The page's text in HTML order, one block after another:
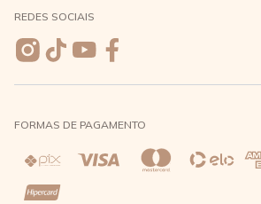
Wishlist
Entrega e Frete
Trocas e Devoluções
Direito de Arrependimento
Política de Privacidade
REDES SOCIAIS
FORMAS DE PAGAMENTO